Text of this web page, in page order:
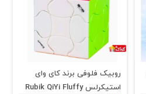
روبیک فلوفی برند کای وای
استیکرلس Rubik QiYi Fluffy